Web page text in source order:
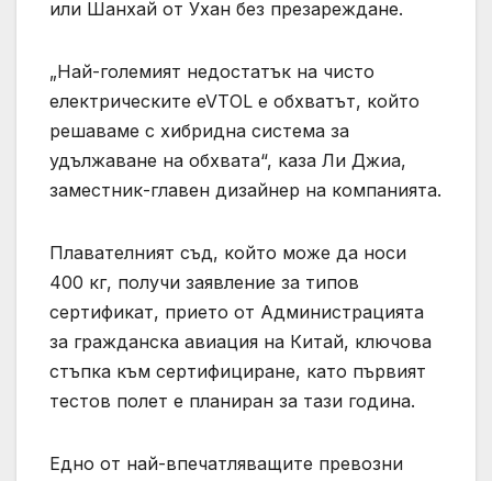
или Шанхай от Ухан без презареждане.
„Най-големият недостатък на чисто
електрическите eVTOL е обхватът, който
решаваме с хибридна система за
удължаване на обхвата“, каза Ли Джиа,
заместник-главен дизайнер на компанията.
Плавателният съд, който може да носи
400 кг, получи заявление за типов
сертификат, прието от Администрацията
за гражданска авиация на Китай, ключова
стъпка към сертифициране, като първият
тестов полет е планиран за тази година.
Едно от най-впечатляващите превозни